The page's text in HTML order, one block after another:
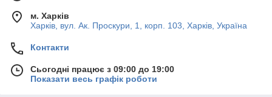
м. Харків
Харків, вул. Ак. Проскури, 1, корп. 103, Харків, Україна
Контакти
Сьогодні працює з 09:00 до 19:00
Показати весь графік роботи